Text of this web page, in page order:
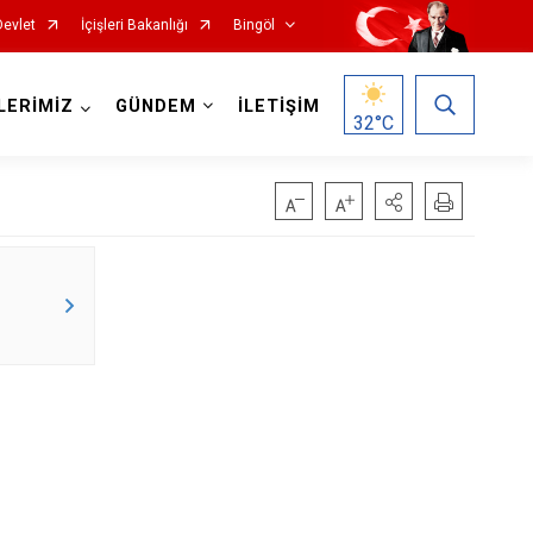
İçişleri Bakanlığı Bingöl
GÜNDEM İLETİŞİM
32°C